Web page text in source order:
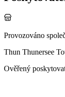
Provozováno
Thun Thunersee
Ověřený